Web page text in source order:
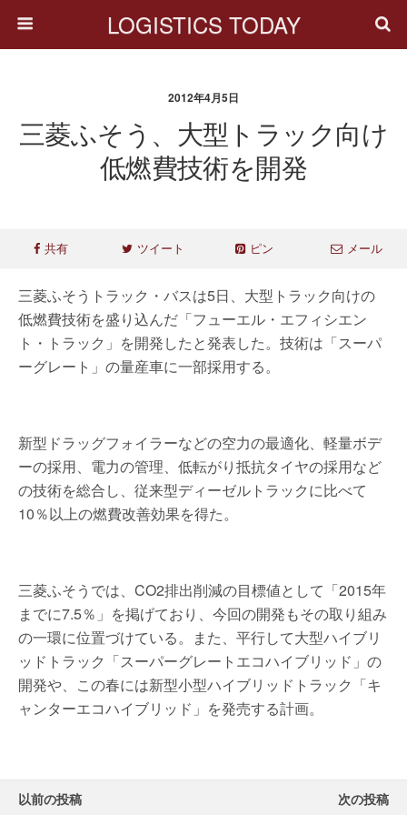
LOGISTICS TODAY
2012年4月5日
三菱ふそう、大型トラック向け
低燃費技術を開発
共有 ツイート ピン メール
三菱ふそうトラック・バスは5日、大型トラック向けの
低燃費技術を盛り込んだ「フューエル・エフィシエン
ト・トラック」を開発したと発表した。技術は「スーパ
ーグレート」の量産車に一部採用する。
新型ドラッグフォイラーなどの空力の最適化、軽量ボデ
ーの採用、電力の管理、低転がり抵抗タイヤの採用など
の技術を総合し、従来型ディーゼルトラックに比べて
10％以上の燃費改善効果を得た。
三菱ふそうでは、CO2排出削減の目標値として「2015年
までに7.5％」を掲げており、今回の開発もその取り組み
の一環に位置づけている。また、平行して大型ハイブリ
ッドトラック「スーパーグレートエコハイブリッド」の
開発や、この春には新型小型ハイブリッドトラック「キ
ャンターエコハイブリッド」を発売する計画。
以前の投稿 次の投稿